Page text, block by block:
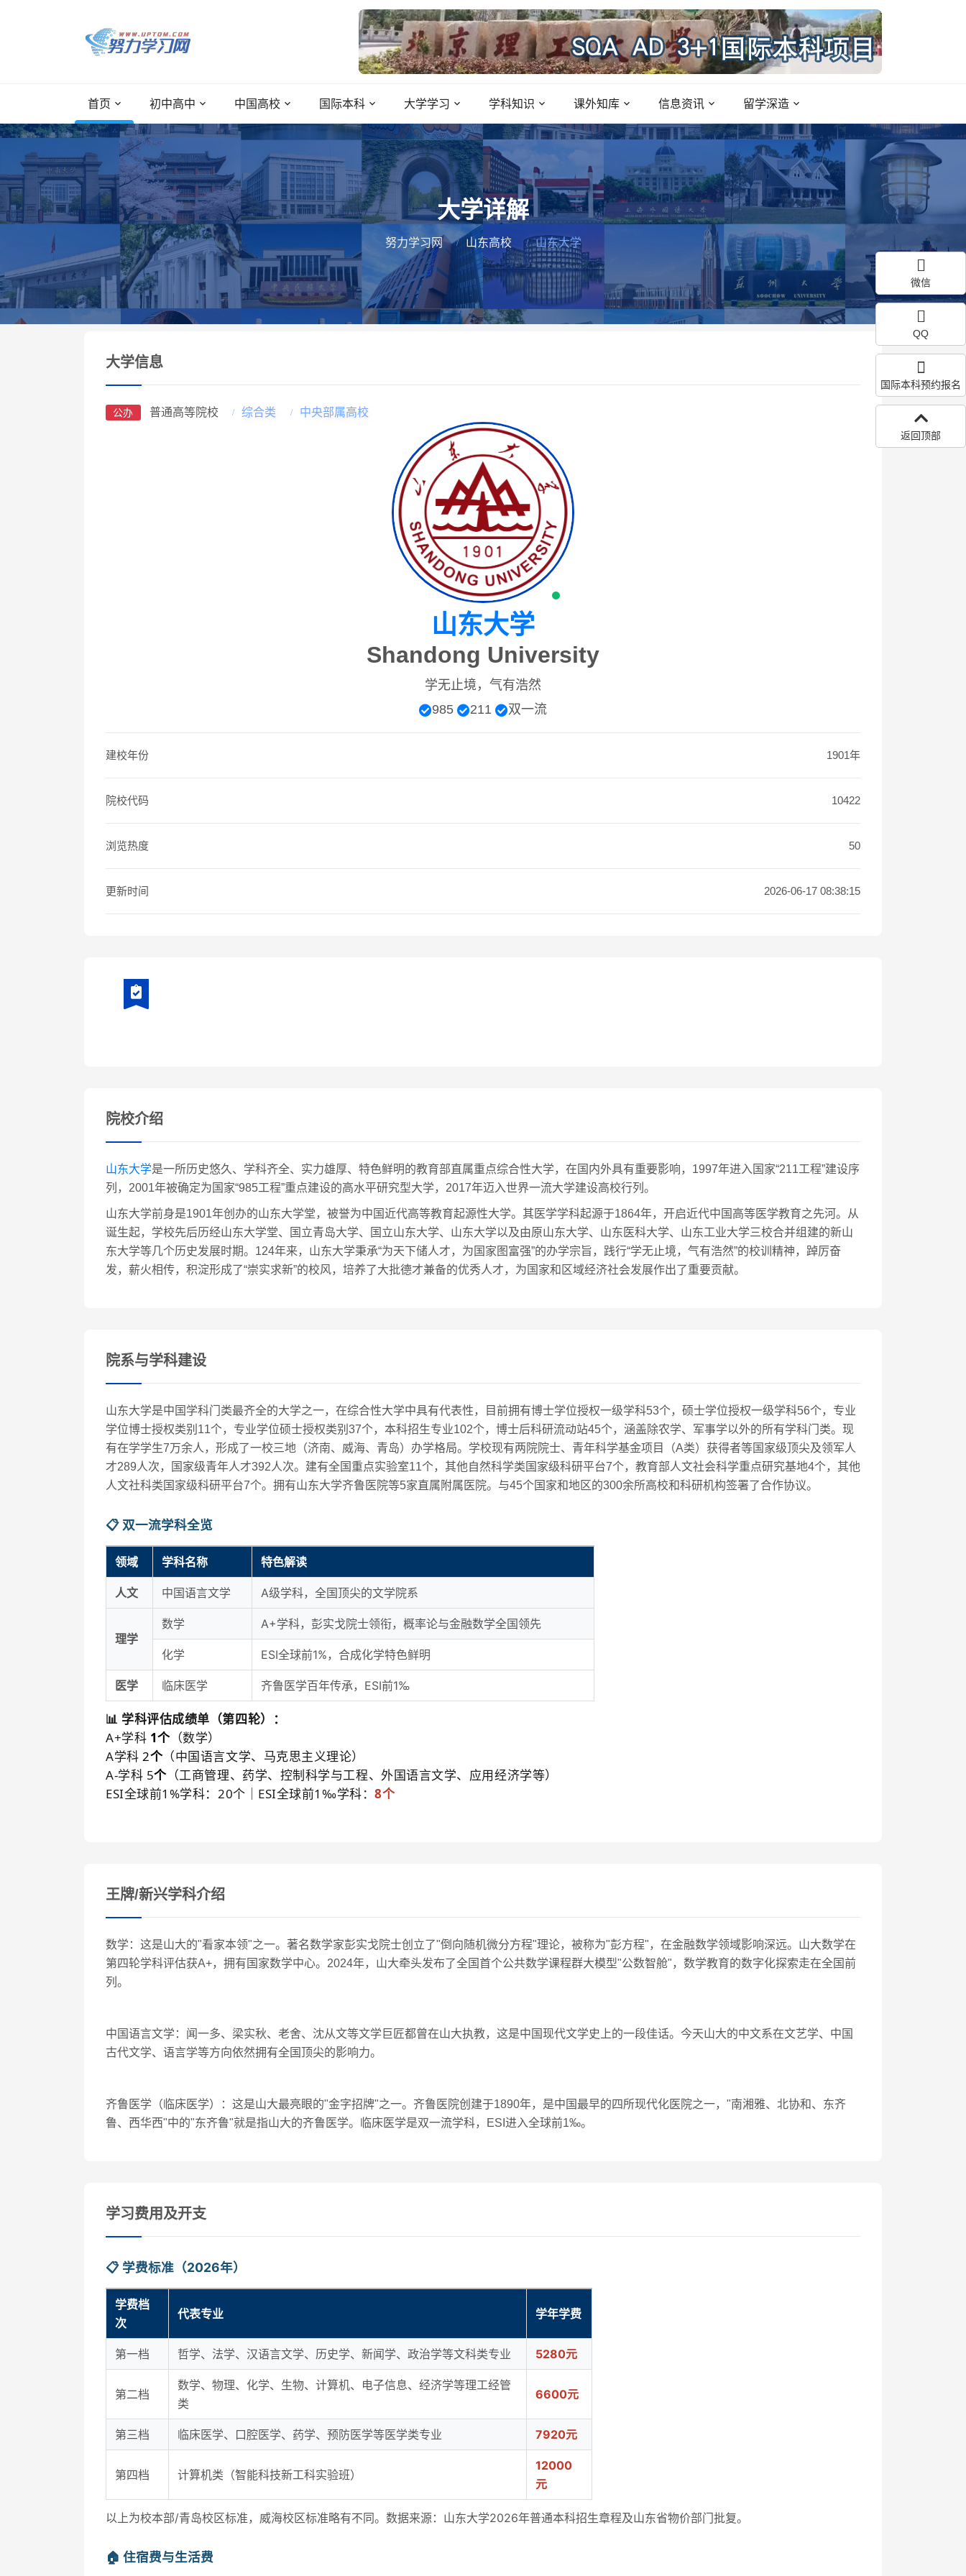
首页 初中高中 中国高校 国际本科 大学学习 学科知识 课外知库 信息资讯 留学深造
大学详解
努力学习网 山东高校 山东大学
大学信息
公办 普通高等院校 综合类 中央部属高校
山东大学
Shandong University
学无止境，气有浩然
985
211 双一流
建校年份 1901年
院校代码 10422
浏览热度 50
更新时间 2026-06-17 08:38:15
院校介绍
山东大学是一所历史悠久、学科齐全、实力雄厚、特色鲜明的教育部直属重点综合性大学，在国内外具有重要影响，1997年进入国家“211工程”建设序
列，2001年被确定为国家“985工程”重点建设的高水平研究型大学，2017年迈入世界一流大学建设高校行列。
山东大学前身是1901年创办的山东大学堂，被誉为中国近代高等教育起源性大学。其医学学科起源于1864年，开启近代中国高等医学教育之先河。从
诞生起，学校先后历经山东大学堂、国立青岛大学、国立山东大学、山东大学以及由原山东大学、山东医科大学、山东工业大学三校合并组建的新山
东大学等几个历史发展时期。124年来，山东大学秉承“为天下储人才，为国家图富强”的办学宗旨，践行“学无止境，气有浩然”的校训精神，踔厉奋
发，薪火相传，积淀形成了“崇实求新”的校风，培养了大批德才兼备的优秀人才，为国家和区域经济社会发展作出了重要贡献。
院系与学科建设
山东大学是中国学科门类最齐全的大学之一，在综合性大学中具有代表性，目前拥有博士学位授权一级学科53个，硕士学位授权一级学科56个，专业
学位博士授权类别11个，专业学位硕士授权类别37个，本科招生专业102个，博士后科研流动站45个，涵盖除农学、军事学以外的所有学科门类。现
有在学学生7万余人，形成了一校三地（济南、威海、青岛）办学格局。学校现有两院院士、青年科学基金项目（A类）获得者等国家级顶尖及领军人
才289人次，国家级青年人才392人次。建有全国重点实验室11个，其他自然科学类国家级科研平台7个，教育部人文社会科学重点研究基地4个，其他
人文社科类国家级科研平台7个。拥有山东大学齐鲁医院等5家直属附属医院。与45个国家和地区的300余所高校和科研机构签署了合作协议。
📋 双一流学科全览
领域 学科名称 特色解读
人文 中国语言文学 A级学科，全国顶尖的文学院系
理学
数学 A+学科，彭实戈院士领衔，概率论与金融数学全国领先
化学 ESI全球前1%，合成化学特色鲜明
医学 临床医学 齐鲁医学百年传承，ESI前1‰
📊 学科评估成绩单（第四轮）：
A+学科 1个（数学）
A学科2个（中国语言文学、马克思主义理论）
A-学科 5个（工商管理、药学、控制科学与工程、外国语言文学、应用经济学等）
ESI全球前1%学科：20个 ｜ESI全球前1‰学科：8个
王牌/新兴学科介绍
数学：这是山大的"看家本领"之一。著名数学家彭实戈院士创立了"倒向随机微分方程"理论，被称为"彭方程"，在金融数学领域影响深远。山大数学在
第四轮学科评估获A+，拥有国家数学中心。2024年，山大牵头发布了全国首个公共数学课程群大模型"公数智舱"，数学教育的数字化探索走在全国前
列。
中国语言文学：闻一多、梁实秋、老舍、沈从文等文学巨匠都曾在山大执教，这是中国现代文学史上的一段佳话。今天山大的中文系在文艺学、中国
古代文学、语言学等方向依然拥有全国顶尖的影响力。
齐鲁医学（临床医学）：这是山大最亮眼的"金字招牌"之一。齐鲁医院创建于1890年，是中国最早的四所现代化医院之一，"南湘雅、北协和、东齐
鲁、西华西"中的"东齐鲁"就是指山大的齐鲁医学。临床医学是双一流学科，ESI进入全球前1‰。
学习费用及开支
📋 学费标准（2026年）
学费档
次
代表专业 学年学费
第一档 哲学、法学、汉语言文学、历史学、新闻学、政治学等文科类专业 5280元
第二档
数学、物理、化学、生物、计算机、电子信息、经济学等理工经管
类
6600元
第三档 临床医学、口腔医学、药学、预防医学等医学类专业 7920元
第四档 计算机类（智能科技新工科实验班）
12000
元
以上为校本部/青岛校区标准，威海校区标准略有不同。数据来源：山东大学2026年普通本科招生章程及山东省物价部门批复。
🏠 住宿费与生活费
微信
QQ
国际本科预约报名
返回顶部